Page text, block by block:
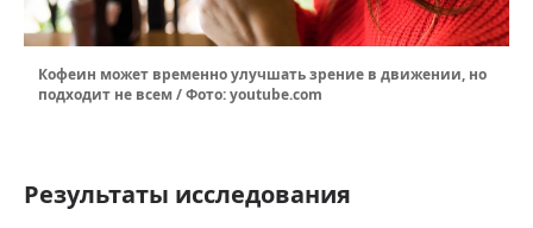
Кофеин может временно улучшать зрение в движении, но
подходит не всем / Фото: youtube.com
Результаты исследования